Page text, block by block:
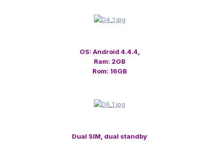
OS: Android 4.4.4,
Ram: 2GB
Rom: 16GB
Dual SIM, dual standby